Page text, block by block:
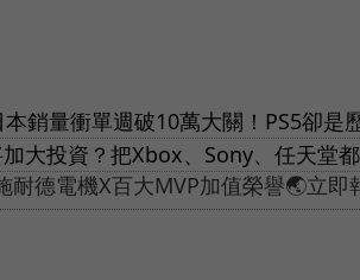
銷量衝單週破10萬大關！PS5卻是
大投資？把Xbox、Sony、任天堂
耐德電機X百大MVP加值榮譽🌏立